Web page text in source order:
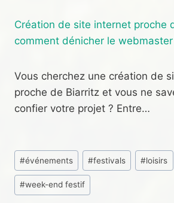
Création de site internet proche
comment dénicher le webmaster
Vous cherchez une création de
proche de Biarritz et vous ne
confier votre projet ? Entre…
Étiquettes
de
la
#événements #festivals #loisirs
#week-end festif